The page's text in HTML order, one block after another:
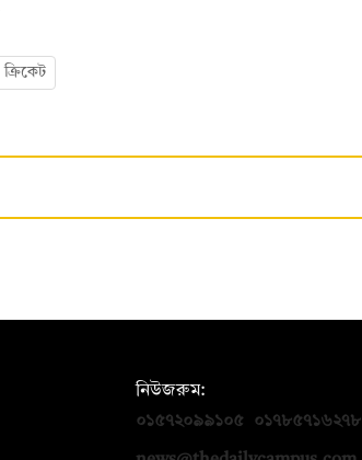
ক্রিকেট
নিউজরুম:
০১৫৭২০৯৯১০৫
০১৭৮৫৭১৬২৭৮